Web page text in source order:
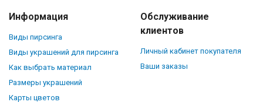
Информация
Виды пирсинга
Виды украшений для пирсинга
Как выбрать материал
Размеры украшений
Карты цветов
Обслуживание
клиентов
Личный кабинет покупателя
Ваши заказы